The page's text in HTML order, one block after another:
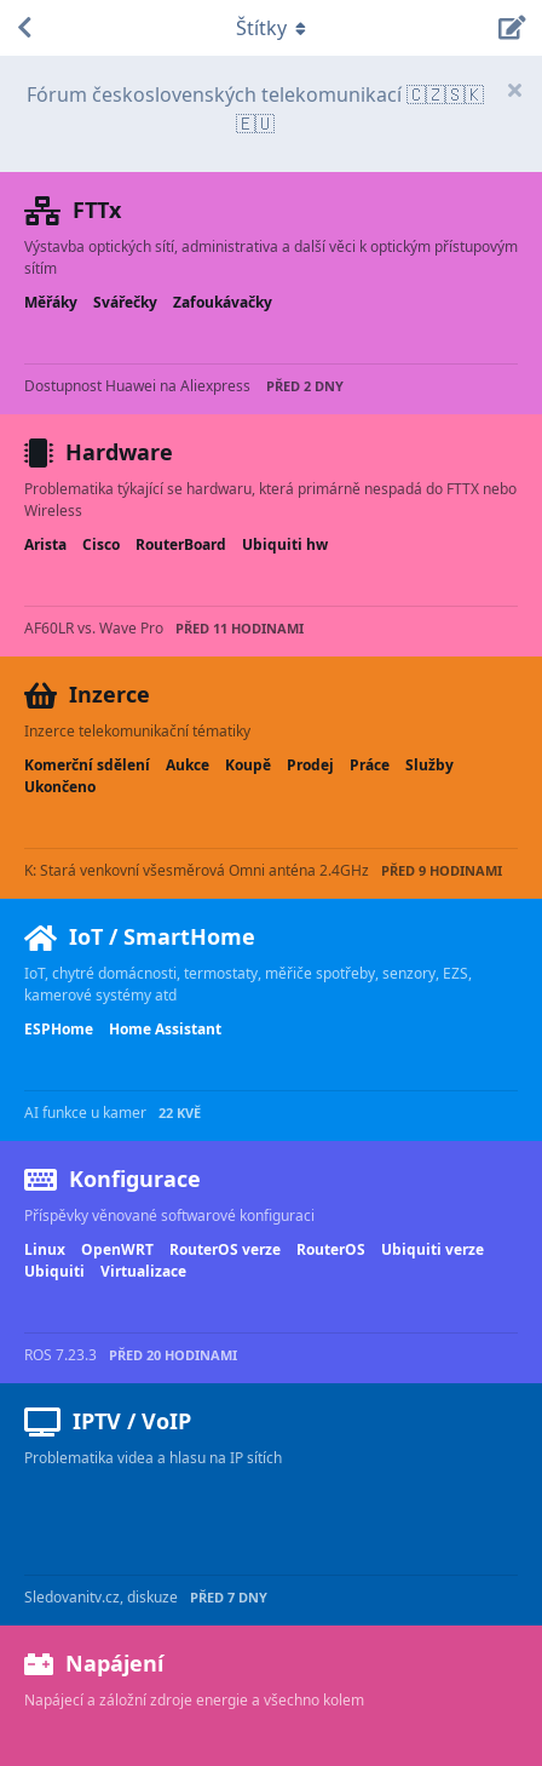
Fórum československých telekomunikací 🇨🇿🇸🇰
🇪🇺
Štítky
FTTx
Výstavba optických sítí, administrativa a další věci k optickým přístupovým
sítím
Měřáky
Svářečky Zafoukávačky
Dostupnost Huawei na Aliexpress PŘED 2 DNY
Hardware
Problematika týkající se hardwaru, která primárně nespadá do FTTX nebo
Wireless
Arista
Cisco RouterBoard Ubiquiti hw
AF60LR vs. Wave Pro PŘED 11 HODINAMI
Inzerce
Inzerce telekomunikační tématiky
Komerční sdělení
Aukce Koupě Prodej Práce
Služby
Ukončeno
K: Stará venkovní všesměrová Omni anténa 2.4GHz PŘED 9 HODINAMI
IoT / SmartHome
IoT, chytré domácnosti, termostaty, měřiče spotřeby, senzory, EZS,
kamerové systémy atd
ESPHome
Home Assistant
AI funkce u kamer 22 KVĚ
Konfigurace
Příspěvky věnované softwarové konfiguraci
Linux
OpenWRT RouterOS verze RouterOS
Ubiquiti verze
Ubiquiti
Virtualizace
ROS 7.23.3 PŘED 20 HODINAMI
IPTV / VoIP
Problematika videa a hlasu na IP sítích
Sledovanitv.cz, diskuze PŘED 7 DNY
Napájení
Napájecí a záložní zdroje energie a všechno kolem